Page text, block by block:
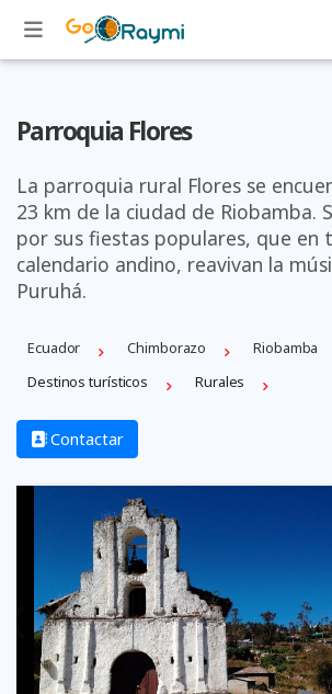
Parroquia Flores
La parroquia rural Flores se
23 km de la ciudad de Riobamba.
por sus fiestas populares, que en
calendario andino, reavivan la
Puruhá.
Ecuador Chimborazo
Riobamba
Destinos turísticos
Rurales
Contactar
Previous